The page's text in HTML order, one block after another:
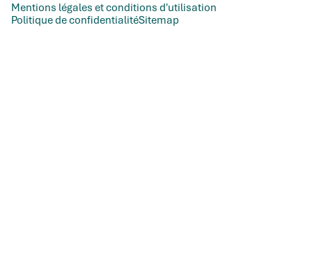
Mentions légales et conditions d'utilisation
Politique de confidentialitéSitemap